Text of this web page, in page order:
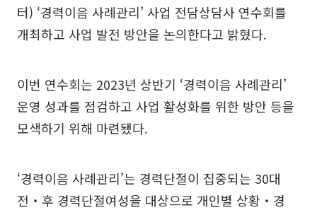
터) ‘경력이음 사례관리’ 사업 전담상담사 연수회를
개최하고 사업 발전 방안을 논의한다고 밝혔다.
이번 연수회는 2023년 상반기 ‘경력이음 사례관리’
운영 성과를 점검하고 사업 활성화를 위한 방안 등을
모색하기 위해 마련됐다.
‘경력이음 사례관리’는 경력단절이 집중되는 30대
전‧후 경력단절여성을 대상으로 개인별 상황‧경